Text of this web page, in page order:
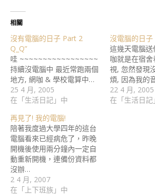
相關
沒有電腦的日子 Part 2
Q_Q”
哇 ~~~~~~~~~~~~~~~~~
持續沒電腦中 最近常跑兩個
地方, 網咖 & 學校電算中…
25 4 月, 2005
在「生活日記」中
沒電腦的日子
這幾天電腦
咖就是在宿
視, 忽然發現
煩, 因為我的
22 4 月, 2005
在「生活日記
再見了! 我的電腦!
陪著我度過大學四年的這台
電腦看來已經病危了，昨晚
開機後使用兩分鐘內一定自
動重新開機，連備份資料都
沒辦…
2 4 月, 2007
在「上下班族」中